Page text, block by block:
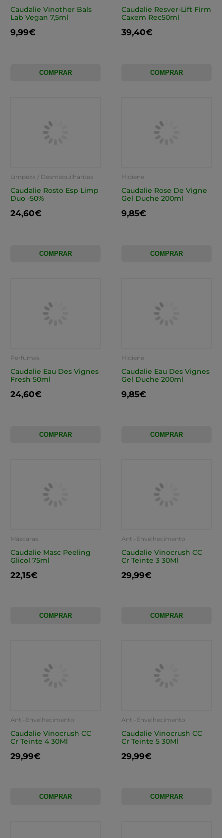
Caudalie Vinother Bals
Lab Vegan 7,5ml
9,99€
COMPRAR
Caudalie Resver-Lift Firm
Caxem Rec50ml
39,40€
COMPRAR
Limpeza / Desmaquilhantes
Caudalie Rosto Esp Limp
Duo -50%
24,60€
COMPRAR
Higiene
Caudalie Rose De Vigne
Gel Duche 200ml
9,85€
COMPRAR
Perfumes
Caudalie Eau Des Vignes
Fresh 50ml
24,60€
COMPRAR
Higiene
Caudalie Eau Des Vignes
Gel Duche 200ml
9,85€
COMPRAR
Máscaras
Caudalie Masc Peeling
Glicol 75ml
22,15€
COMPRAR
Anti-Envelhecimento
Caudalie Vinocrush CC
Cr Teinte 3 30Ml
29,99€
COMPRAR
Anti-Envelhecimento
Caudalie Vinocrush CC
Cr Teinte 4 30Ml
29,99€
COMPRAR
Anti-Envelhecimento
Caudalie Vinocrush CC
Cr Teinte 5 30Ml
29,99€
COMPRAR